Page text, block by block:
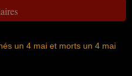
un 4 mai et morts un 4 mai